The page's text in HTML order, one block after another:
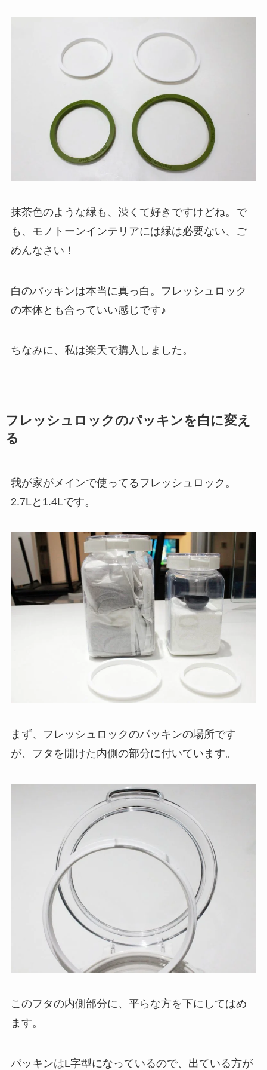
抹茶色のような緑も、渋くて好きですけどね。で
も、モノトーンインテリアには緑は必要ない、ご
めんなさい！
白のパッキンは本当に真っ白。フレッシュロック
の本体とも合っていい感じです♪
ちなみに、私は楽天で購入しました。
フレッシュロックのパッキンを白に変え
る
我が家がメインで使ってるフレッシュロック。
2.7Lと1.4Lです。
まず、フレッシュロックのパッキンの場所です
が、フタを開けた内側の部分に付いています。
このフタの内側部分に、平らな方を下にしてはめ
ます。
パッキンはL字型になっているので、出ている方が